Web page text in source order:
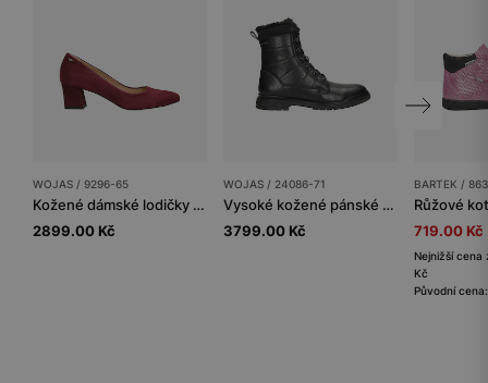
WOJAS / 9296-65
Kožené dámské lodičky na nízkém podpatku v odstínu bordó
2899.00 Kč
WOJAS / 24086-71
Vysoké kožené pánské kotníkové boty se zateplením
3799.00 Kč
BARTEK /
719.00 Kč
Nejnižší cena
Kč
Původní